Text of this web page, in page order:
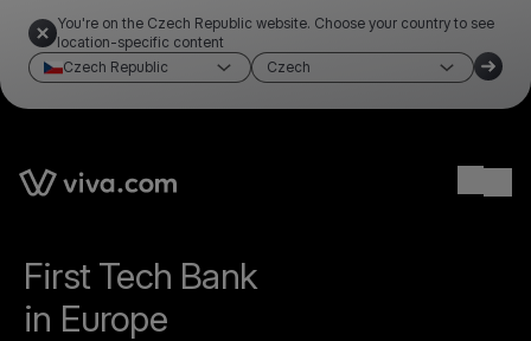
You're on the Czech Republic website. Choose your country to see
location-specific content
Czech Republic
Czech
First Tech Bank
in Europe